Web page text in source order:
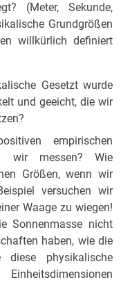
(Meter, Sekunde,
Grundgrößen
willkürlich definiert
Gesetzt wurde
und geeicht, die wir
empirischen
wir messen? Wie
Größen, wenn wir
versuchen wir
Waage zu wiegen!
Sonnenmasse nicht
haben, wie die
physikalische